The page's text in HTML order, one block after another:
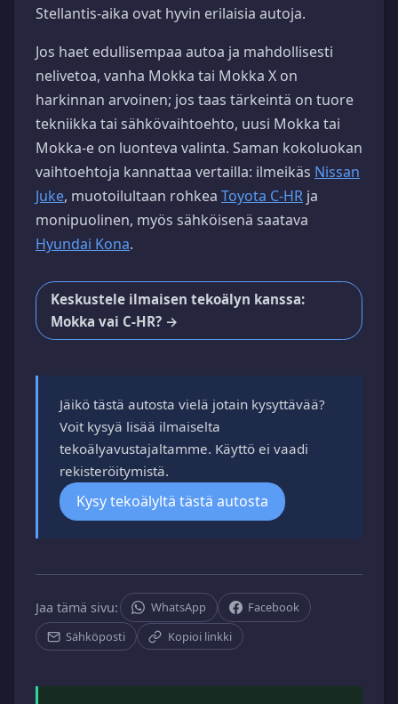
Stellantis-aika ovat hyvin erilaisia autoja.
Jos haet edullisempaa autoa ja mahdollisesti
nelivetoa, vanha Mokka tai Mokka X on
harkinnan arvoinen; jos taas tärkeintä on tuore
tekniikka tai sähkövaihtoehto, uusi Mokka tai
Mokka-e on luonteva valinta. Saman kokoluokan
vaihtoehtoja kannattaa vertailla: ilmeikäs Nissan
Juke, muotoilultaan rohkea Toyota C-HR ja
monipuolinen, myös sähköisenä saatava
Hyundai Kona.
Keskustele ilmaisen tekoälyn kanssa:
Mokka vai C-HR? →
Jäikö tästä autosta vielä jotain kysyttävää?
Voit kysyä lisää ilmaiselta
tekoälyavustajaltamme. Käyttö ei vaadi
rekisteröitymistä.
Kysy tekoälyltä tästä autosta
Jaa tämä sivu: WhatsApp
Facebook
Sähköposti
Kopioi linkki